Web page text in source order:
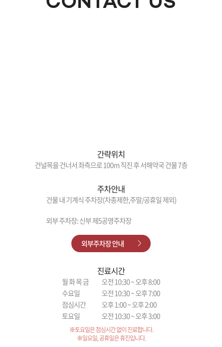
간략위치
건널목을 건너서 좌측으로 100m 직진 후 서해약국 건물 7층
주차안내
건물 내 기계식 주차장(차종제한,주말/공휴일 제외)
외부 주차장: 신부 제5공영주차장
외부주차장 안내
진료시간
월 화 목 금
오전 10:30 ~ 오후 8:00
수요일
오전 10:30 ~ 오후 7:00
점심시간
오후 1:00 ~ 오후 2:00
토요일
오전 10:30 ~ 오후 3:00
※토요일은 점심시간 없이 진료합니다.
※일요일, 공휴일은 휴진입니다.